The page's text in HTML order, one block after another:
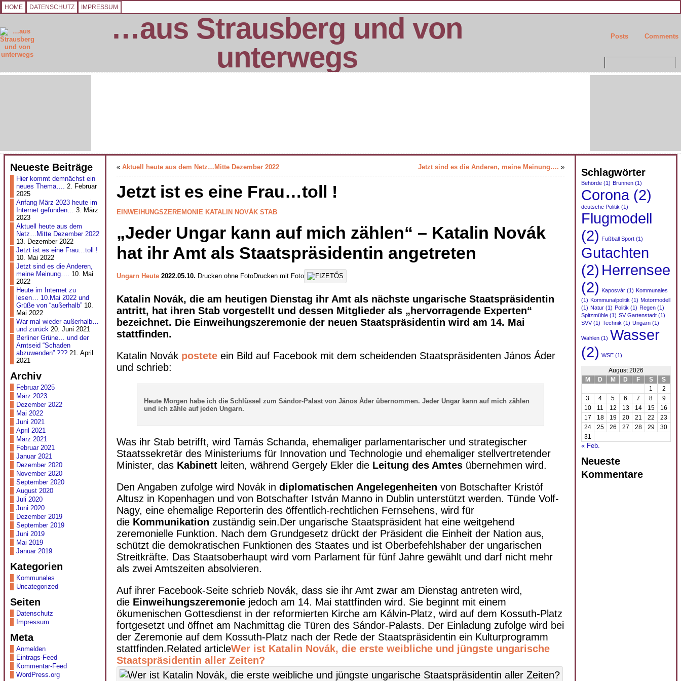
HOME DATENSCHUTZ IMPRESSUM
…aus Strausberg und von
unterwegs
Comments
Posts
Neueste Beiträge
Hier kommt demnächst ein
neues Thema…. 2. Februar
2025
Anfang März 2023 heute im
Internet gefunden… 3. März
2023
Aktuell heute aus dem
Netz…Mitte Dezember 2022
13. Dezember 2022
Jetzt ist es eine Frau…toll !
10. Mai 2022
Jetzt sind es die Anderen,
meine Meinung…. 10. Mai
2022
Heute im Internet zu
lesen… 10.Mai 2022 und
Grüße von “außerhalb” 10.
Mai 2022
War mal wieder außerhalb…
und zurück 20. Juni 2021
Berliner Grüne… und der
Amtseid “Schaden
abzuwenden” ??? 21. April
2021
Archiv
Februar 2025
März 2023
Dezember 2022
Mai 2022
Juni 2021
April 2021
März 2021
Februar 2021
Januar 2021
Dezember 2020
November 2020
September 2020
August 2020
Juli 2020
Juni 2020
Dezember 2019
September 2019
Juni 2019
Mai 2019
Januar 2019
Kategorien
Kommunales
Uncategorized
Seiten
Datenschutz
Impressum
Meta
Anmelden
Eintrags-Feed
Kommentar-Feed
WordPress.org
« Aktuell heute aus dem Netz…Mitte Dezember 2022 Jetzt sind es die Anderen, meine Meinung…. »
Jetzt ist es eine Frau…toll !
EINWEIHUNGSZEREMONIE KATALIN NOVÁK STAB
„Jeder Ungar kann auf mich zählen“ – Katalin Novák
hat ihr Amt als Staatspräsidentin angetreten
Ungarn Heute2022.05.10. Drucken ohne FotoDrucken mit Foto
Katalin Novák, die am heutigen Dienstag ihr Amt als nächste ungarische Staatspräsidentin
antritt, hat ihren Stab vorgestellt und dessen Mitglieder als „hervorragende Experten“
bezeichnet. Die Einweihungszeremonie der neuen Staatspräsidentin wird am 14. Mai
stattfinden.
Katalin Novák posteteein Bild auf Facebook mit dem scheidenden Staatspräsidenten János Áder
und schrieb:
Heute Morgen habe ich die Schlüssel zum Sándor-Palast von János Áder übernommen. Jeder Ungar kann auf mich zählen
und ich zähle auf jeden Ungarn.
Was ihr Stab betrifft, wird Tamás Schanda, ehemaliger parlamentarischer und strategischer
Staatssekretär des Ministeriums für Innovation und Technologie und ehemaliger stellvertretender
Minister, das Kabinettleiten, während Gergely Ekler die Leitung des Amtesübernehmen wird.
Den Angaben zufolge wird Novák in diplomatischen Angelegenheiten von Botschafter Kristóf
Altusz in Kopenhagen und von Botschafter István Manno in Dublin unterstützt werden. Tünde Volf-
Nagy, eine ehemalige Reporterin des öffentlich-rechtlichen Fernsehens, wird für
die Kommunikation zuständig sein.Der ungarische Staatspräsident hat eine weitgehend
zeremonielle Funktion. Nach dem Grundgesetz drückt der Präsident die Einheit der Nation aus,
schützt die demokratischen Funktionen des Staates und ist Oberbefehlshaber der ungarischen
Streitkräfte. Das Staatsoberhaupt wird vom Parlament für fünf Jahre gewählt und darf nicht mehr
als zwei Amtszeiten absolvieren.
Auf ihrer Facebook-Seite schrieb Novák, dass sie ihr Amt zwar am Dienstag antreten wird,
die Einweihungszeremoniejedoch am 14. Mai stattfinden wird. Sie beginnt mit einem
ökumenischen Gottesdienst in der reformierten Kirche am Kálvin-Platz, wird auf dem Kossuth-Platz
fortgesetzt und öffnet am Nachmittag die Türen des Sándor-Palasts. Der Einladung zufolge wird bei
der Zeremonie auf dem Kossuth-Platz nach der Rede der Staatspräsidentin ein Kulturprogramm
stattfinden.Related articleWer ist Katalin Novák, die erste weibliche und jüngste ungarische
Staatspräsidentin aller Zeiten?
Schlagwörter
Behörde(1) Brunnen(1)
Corona(2)
deutsche Politik (1)
Flugmodell
(2) Fußball Sport(1)
Gutachten
(2) Herrensee
(2) Kaposvár(1) Kommunales
(1) Kommunalpolitik (1) Motormodell
(1) Natur(1) Politik (1) Regen(1)
Spitzmühle(1) SV Gartenstadt(1)
SVV(1) Technik (1) Ungarn(1)
Wahlen(1) Wasser
(2) WSE(1)
August 2026
M
D M D F S
S
1
2
3
4 5 6 7 8
9
10
11 12 13 14 15
16
17
18 19 20 21 22
23
24
25 26 27 28 29
30
31
« Feb.
Neueste
Kommentare